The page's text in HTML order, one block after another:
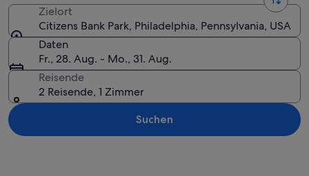
Zielort
Citizens Bank Park, Philadelphia, Pennsylvania, USA
Daten
Fr., 28. Aug. - Mo., 31. Aug.
Reisende
2 Reisende, 1 Zimmer
Suchen